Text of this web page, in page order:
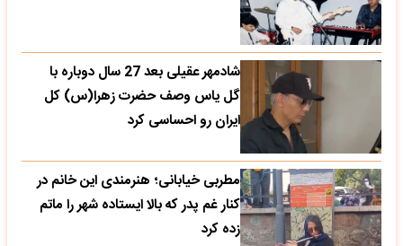
شادمهر عقیلی بعد 27 سال دوباره با
گل یاس وصف حضرت زهرا(س) کل
ایران رو احساسی کرد
مطربی خیابانی؛ هنرمندی این خانم در
کنار غم پدر که بالا ایستاده شهر را ماتم
زده کرد